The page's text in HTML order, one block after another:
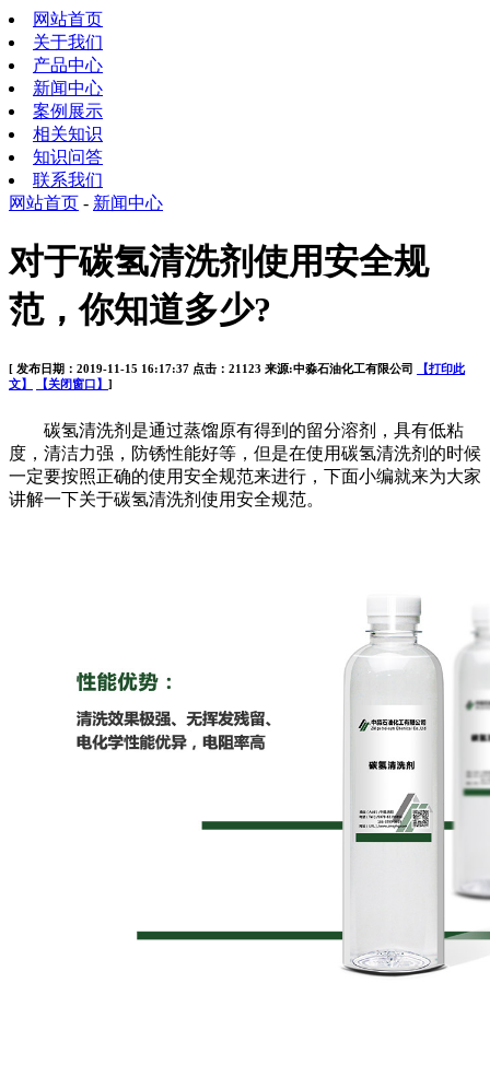
网站首页
关于我们
产品中心
新闻中心
案例展示
相关知识
知识问答
联系我们
网站首页 - 新闻中心
对于碳氢清洗剂使用安全规
范，你知道多少?
[ 发布日期：2019-11-15 16:17:37 点击：21123 来源:中淼石油化工有限公司
【打印此
文】
【关闭窗口】 ]
碳氢清洗剂是通过蒸馏原有得到的留分溶剂，具有低粘
度，清洁力强，防锈性能好等，但是在使用碳氢清洗剂的时候
一定要按照正确的使用安全规范来进行，下面小编就来为大家
讲解一下关于碳氢清洗剂使用安全规范。